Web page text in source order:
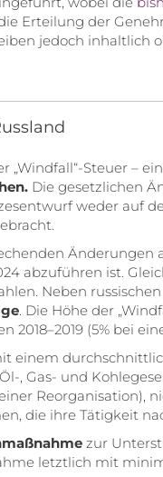
Erteilung der
jedoch inhaltlich
„Windfall“-Steuer –
Die gesetzlichen
weder auf
Änderungen
abzuführen ist.
Neben
. Die Höhe der
2018–2019 (5% bei
einem
, Gas- und
die ihre Tätigkeit
zur
letztlich mit